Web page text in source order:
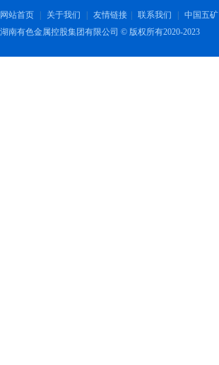
网站首页 关于我们 友情链接 联系我们
中国五矿
湖南有色金属控股集团有限公司 © 版权所有2020-2023